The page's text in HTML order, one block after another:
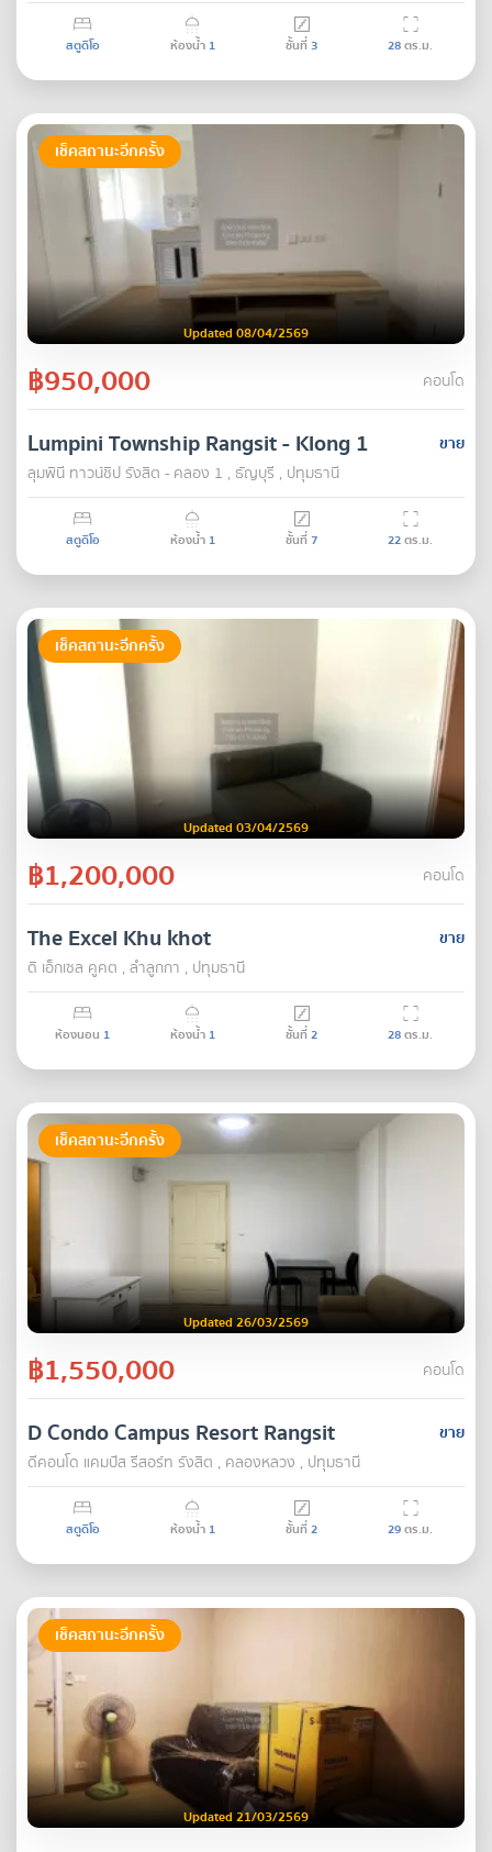
สตูดิโอ ห้องน้ำ 1 ชั้นที่3 28ตร.ม.
เช็คสถานะอีกครั้ง
Updated 08/04/2569
฿950,000 คอนโด
ขาย
Lumpini Township Rangsit - Klong 1
ลุมพินี ทาวน์ชิป รังสิต - คลอง 1 , ธัญบุรี , ปทุมธานี
สตูดิโอ ห้องน้ำ 1 ชั้นที่7 22ตร.ม.
เช็คสถานะอีกครั้ง
Updated 03/04/2569
฿1,200,000 คอนโด
ขาย
The Excel Khu khot
ดิ เอ็กเซล คูคต , ลำลูกกา , ปทุมธานี
ห้องนอน 1 ห้องน้ำ 1 ชั้นที่2 28ตร.ม.
เช็คสถานะอีกครั้ง
Updated 26/03/2569
฿1,550,000 คอนโด
ขาย
D Condo Campus Resort Rangsit
ดีคอนโด แคมปัส รีสอร์ท รังสิต , คลองหลวง , ปทุมธานี
สตูดิโอ ห้องน้ำ 1 ชั้นที่2 29ตร.ม.
เช็คสถานะอีกครั้ง
Updated 21/03/2569